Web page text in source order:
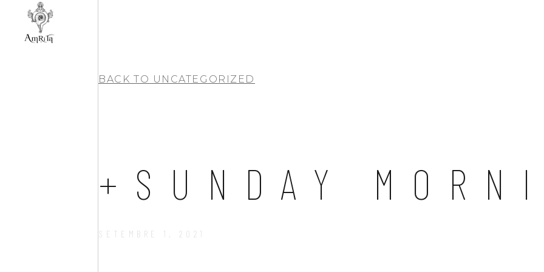
BACK TO UNCATEGORIZED
+SUNDAY
SETEMBRE 1, 2021